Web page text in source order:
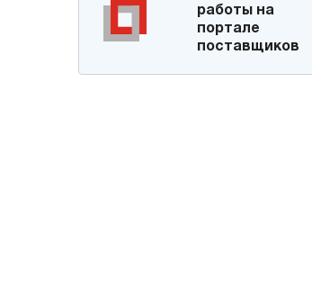
работы на
портале
поставщиков